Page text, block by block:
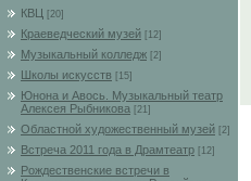
КВЦ [20]
Краеведческий музей [12]
Музыкальный колледж [2]
Школы искусств [15]
Юнона и Авось. Музыкальный театр
Алексея Рыбникова
[21]
Областной художественный музей [2]
Встреча 2011 года в Драмтеатр [12]
Рождественские встречи в